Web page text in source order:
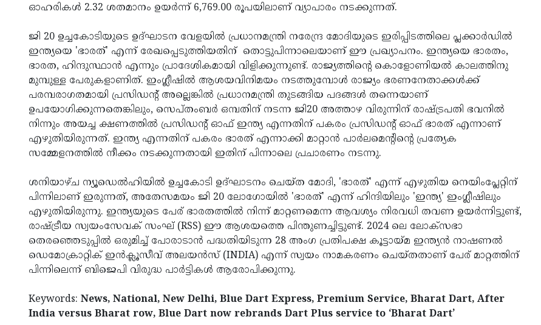
ഓഹരികള്‍ 2.32 ശതമാനം ഉയര്‍ന്ന് 6,769.00 രൂപയിലാണ് വ്യാപാരം നടക്കുന്നത്.
ജി 20 ഉച്ചകോടിയുടെ ഉദ്ഘാടന വേളയിൽ പ്രധാനമന്ത്രി നരേന്ദ്ര മോദിയുടെ ഇരിപ്പിടത്തിലെ പ്ലക്കാർഡിൽ
ഇന്ത്യയെ 'ഭാരത്' എന്ന് രേഖപ്പെടുത്തിയതിന് തൊട്ടുപിന്നാലെയാണ് ഈ പ്രഖ്യാപനം. ഇന്ത്യയെ ഭാരതം,
ഭാരത, ഹിന്ദുസ്ഥാൻ എന്നും പ്രാദേശികമായി വിളിക്കുന്നുണ്ട്. രാജ്യത്തിന്റെ കൊളോണിയൽ കാലത്തിനു
മുമ്പുള്ള പേരുകളാണിത്. ഇംഗ്ലീഷിൽ ആശയവിനിമയം നടത്തുമ്പോൾ രാജ്യം ഭരണനേതാക്കൾക്ക്
പരമ്പരാഗതമായി പ്രസിഡന്റ് അല്ലെങ്കിൽ പ്രധാനമന്ത്രി തുടങ്ങിയ പദങ്ങൾ തന്നെയാണ്
ഉപയോഗിക്കുന്നതെങ്കിലും, സെപ്തംബര്‍ ഒമ്പതിന് നടന്ന ജി20 അത്താഴ വിരുന്നിന് രാഷ്ട്രപതി ഭവനില്‍
നിന്നും അയച്ച ക്ഷണത്തില്‍ പ്രസിഡന്റ് ഓഫ് ഇന്ത്യ എന്നതിന് പകരം പ്രസിഡന്റ് ഓഫ് ഭാരത് എന്നാണ്
എഴുതിയിരുന്നത്. ഇന്ത്യ എന്നതിന് പകരം ഭാരത് എന്നാക്കി മാറ്റാന്‍ പാര്‍ലമെന്റിന്റെ പ്രത്യേക
സമ്മേളനത്തില്‍ നീക്കം നടക്കുന്നതായി ഇതിന് പിന്നാലെ പ്രചാരണം നടന്നു.
ശനിയാഴ്ച ന്യൂഡെൽഹിയിൽ ഉച്ചകോടി ഉദ്ഘാടനം ചെയ്ത മോദി, 'ഭാരത്' എന്ന് എഴുതിയ നെയിംപ്ലേറ്റിന്
പിന്നിലാണ് ഇരുന്നത്, അതേസമയം ജി 20 ലോഗോയിൽ 'ഭാരത്' എന്ന് ഹിന്ദിയിലും 'ഇന്ത്യ' ഇംഗ്ലീഷിലും
എഴുതിയിരുന്നു. ഇന്ത്യയുടെ പേര് ഭാരതത്തില്‍ നിന്ന് മാറ്റണമെന്ന ആവശ്യം നിരവധി തവണ ഉയര്‍ന്നിട്ടുണ്ട്,
രാഷ്ട്രീയ സ്വയംസേവക് സംഘ് (RSS) ഈ ആശയത്തെ പിന്തുണച്ചിട്ടുണ്ട്. 2024 ലെ ലോക്സഭാ
തെരഞ്ഞെടുപ്പില്‍ ഒരുമിച്ച് പോരാടാന്‍ പദ്ധതിയിടുന്ന 28 അംഗ പ്രതിപക്ഷ കൂട്ടായ്മ ഇന്ത്യന്‍ നാഷണല്‍
ഡെമോക്രാറ്റിക് ഇന്‍ക്ലൂസീവ് അലയന്‍സ് (INDIA) എന്ന് സ്വയം നാമകരണം ചെയ്തതാണ് പേര് മാറ്റത്തിന്
പിന്നിലെന്ന് ബിജെപി വിരുദ്ധ പാർട്ടികൾ ആരോപിക്കുന്നു.
Keywords: News, National, New Delhi, Blue Dart Express, Premium Service, Bharat Dart, After
India versus Bharat row, Blue Dart now rebrands Dart Plus service to ‘Bharat Dart’